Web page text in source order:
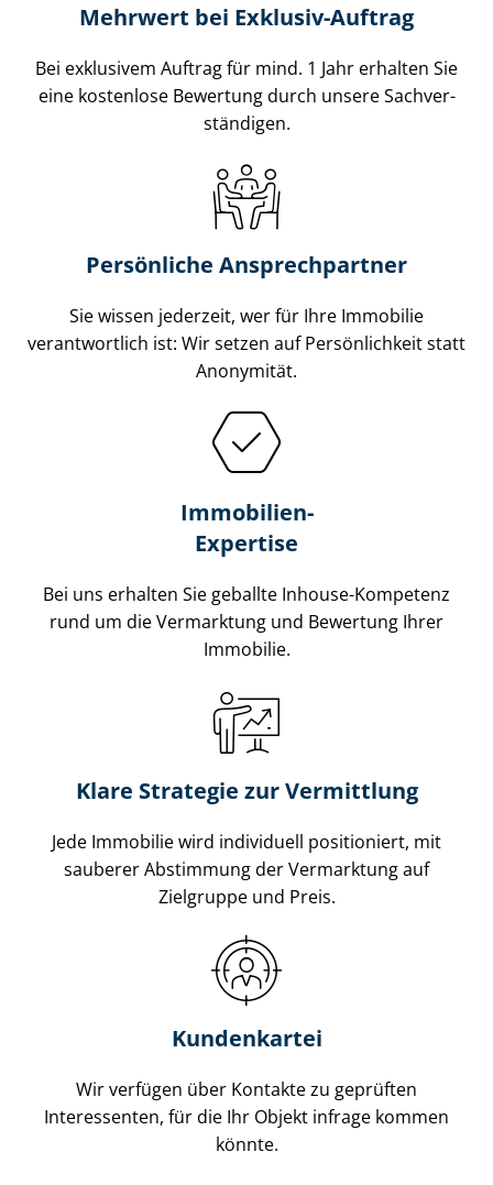
Mehrwert bei Exklusiv-Auftrag
Bei exklusivem Auftrag für mind. 1 Jahr erhalten Sie
eine kostenlose Bewertung durch unsere Sach­ver­
stän­di­gen.
Persönliche Ansprechpartner
Sie wissen jederzeit, wer für Ihre Immobilie
verantwortlich ist: Wir setzen auf Persönlichkeit statt
Anonymität.
Immobilien-
Expertise
Bei uns erhalten Sie geballte Inhouse-Kompetenz
rund um die Vermarktung und Bewertung Ihrer
Immobilie.
Klare Strategie zur Vermittlung
Jede Immobilie wird individuell positioniert, mit
sauberer Abstimmung der Vermarktung auf
Zielgruppe und Preis.
Kundenkartei
Wir verfügen über Kontakte zu geprüften
Interessenten, für die Ihr Objekt infrage kommen
könnte.